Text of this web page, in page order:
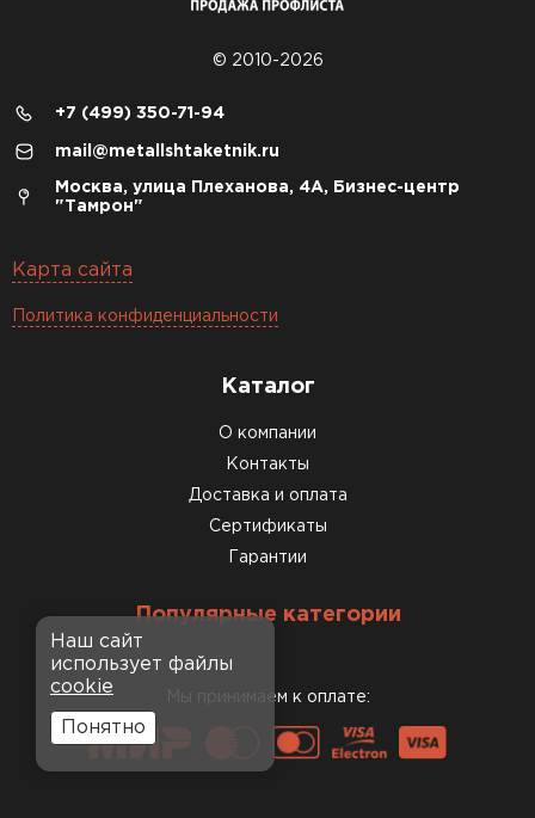
© 2010-2026
+7 (499) 350-71-94
mail@metallshtaketnik.ru
Москва, улица Плеханова, 4А, Бизнес-центр
"Тамрон"
Карта сайта
Политика конфиденциальности
Каталог
О компании
Контакты
Доставка и оплата
Сертификаты
Гарантии
Популярные категории
Мы принимаем к оплате:
Наш сайт
использует файлы
cookie
Понятно